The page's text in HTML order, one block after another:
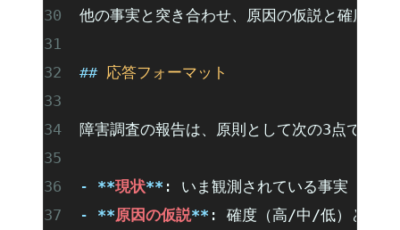
他の事実と突き合わせ、原因の仮説と確度を
## 応答フォーマット
障害調査の報告は、原則として次の3点で構成
- **現状** : いま観測されている事実（アラ
- **原因の仮説** : 確度（高/中/低）とその